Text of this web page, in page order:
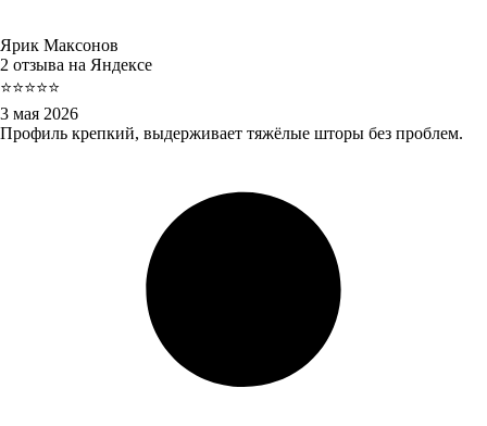
Ярик Максонов
2 отзыва на Яндексе
⭐⭐⭐⭐⭐
3 мая 2026
Профиль крепкий, выдерживает тяжёлые шторы без проблем.